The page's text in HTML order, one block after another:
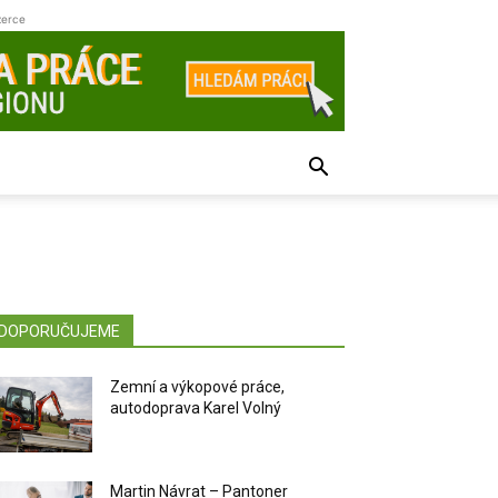
Zemní a výkopové práce,
autodoprava Karel Volný
Martin Návrat – Pantoner